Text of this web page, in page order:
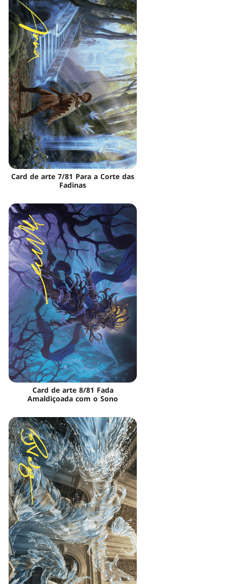
Card de arte 7/81 Para a Corte das
Fadinas
Card de arte 8/81 Fada
Amaldiçoada com o Sono